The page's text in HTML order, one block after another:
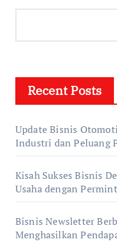
Recent Posts
Update Bisnis
Industri dan Peluang
Kisah Sukses Bisnis
Usaha dengan
Bisnis Newsletter
Menghasilkan